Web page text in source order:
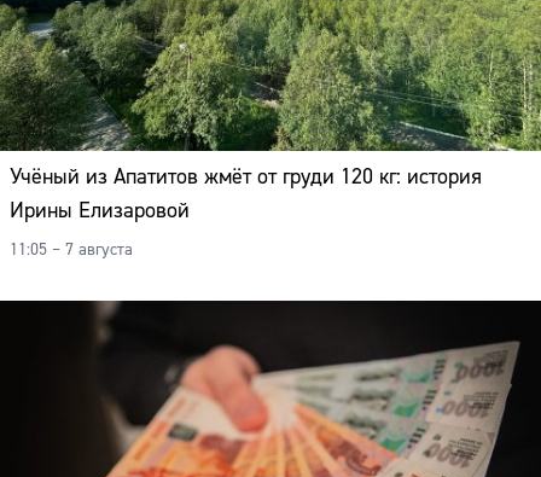
Учёный из Апатитов жмёт от груди 120 кг: история
Ирины Елизаровой
11:05 – 7 августа